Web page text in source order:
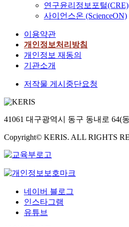
연구윤리정보포털(CRE)
사이언스온 (ScienceON)
이용약관
개인정보처리방침
개인정보 재동의
기관소개
저작물 게시중단요청
41061 대구광역시 동구 동내로 64(
Copyright© KERIS. ALL RIGHTS
네이버 블로그
인스타그램
유튜브